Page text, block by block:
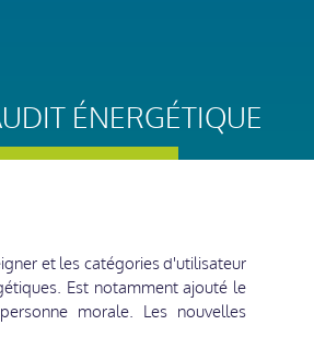
ÉNERGÉTIQUE
et les catégories d'utilisateur
Est notamment ajouté le
morale. Les nouvelles